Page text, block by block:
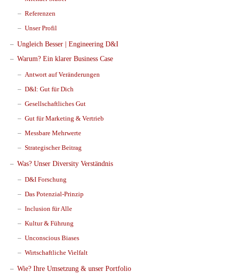
Referenzen
Unser Profil
Ungleich Besser | Engineering D&I
Warum? Ein klarer Business Case
Antwort auf Veränderungen
D&I: Gut für Dich
Gesellschaftliches Gut
Gut für Marketing & Vertrieb
Messbare Mehrwerte
Strategischer Beitrag
Was? Unser Diversity Verständnis
D&I Forschung
Das Potenzial-Prinzip
Inclusion für Alle
Kultur & Führung
Unconscious Biases
Wirtschaftliche Vielfalt
Wie? Ihre Umsetzung & unser Portfolio